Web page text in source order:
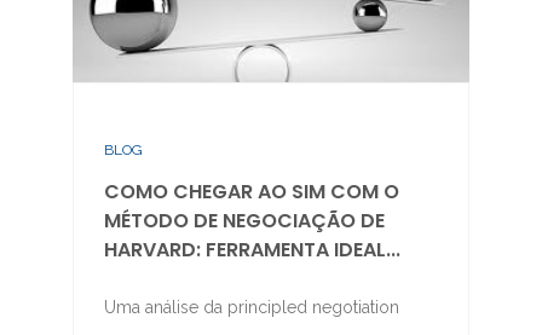
BLOG
COMO CHEGAR AO SIM COM O
MÉTODO DE NEGOCIAÇÃO DE
HARVARD: FERRAMENTA IDEAL...
Uma análise da principled negotiation